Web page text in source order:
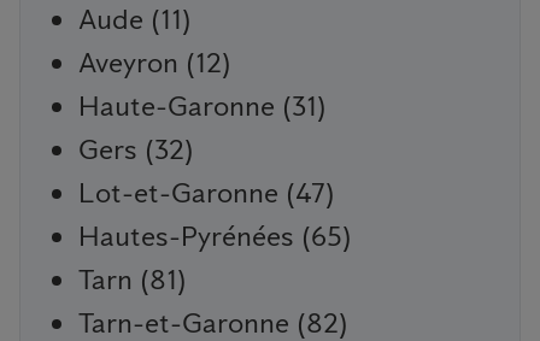
Aude (11)
Aveyron (12)
Haute-Garonne (31)
Gers (32)
Lot-et-Garonne (47)
Hautes-Pyrénées (65)
Tarn (81)
Tarn-et-Garonne (82)